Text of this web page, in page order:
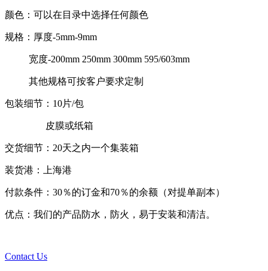
颜色：可以在目录中选择任何颜色
规格：厚度-5mm-9mm
宽度-200mm 250mm 300mm 595/603mm
其他规格可按客户要求定制
包装细节：10片/包
皮膜或纸箱
交货细节：20天之内一个集装箱
装货港：上海港
付款条件：30％的订金和70％的余额（对提单副本）
优点：我们的产品防水，防火，易于安装和清洁。
Contact Us